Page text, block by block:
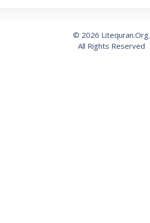
© 2026 Litequran.Org.
All Rights Reserved